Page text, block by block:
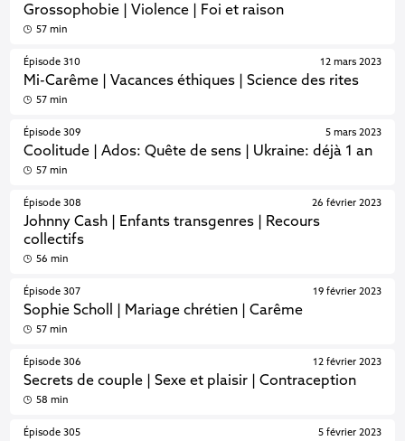
Grossophobie | Violence | Foi et raison
57 min
Épisode 310
Mi-Carême | Vacances éthiques | Science des rites
12 mars 2023
57 min
Épisode 309
Coolitude | Ados: Quête de sens | Ukraine: déjà 1 an
5 mars 2023
57 min
Épisode 308
Johnny Cash | Enfants transgenres | Recours
collectifs
26 février 2023
56 min
Épisode 307
Sophie Scholl | Mariage chrétien | Carême
19 février 2023
57 min
Épisode 306
Secrets de couple | Sexe et plaisir | Contraception
12 février 2023
58 min
Épisode 305 5 février 2023